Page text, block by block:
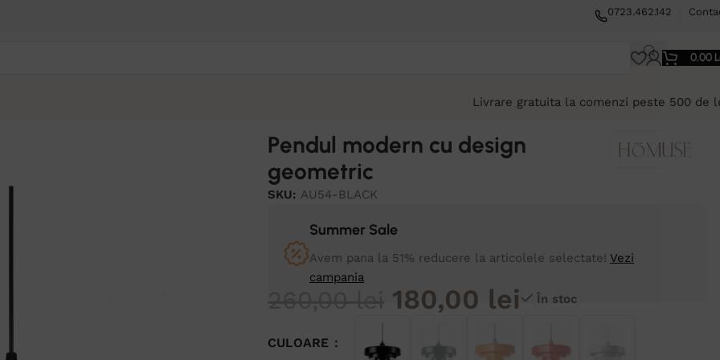
0723.462.142
0,00
Livrare gratuita la comenzi peste 500 de
Pendul modern cu design
geometric
SKU: AU54-BLACK
Summer Sale
Avem pana la 51% reducere la articolele selectate!Vezi
campania
180,00 lei În stoc
CULOARE